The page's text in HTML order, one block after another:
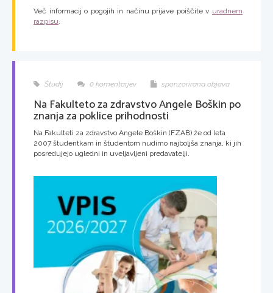
Več informacij o pogojih in načinu prijave poiščite v uradnem
razpisu.
Študij 0 komentarjev sponzorirana objava
Na Fakulteto za zdravstvo Angele Boškin po
znanja za poklice prihodnosti
Na Fakulteti za zdravstvo Angele Boškin (FZAB) že od leta
2007 študentkam in študentom nudimo najboljša znanja, ki jih
posredujejo ugledni in uveljavljeni predavatelji.